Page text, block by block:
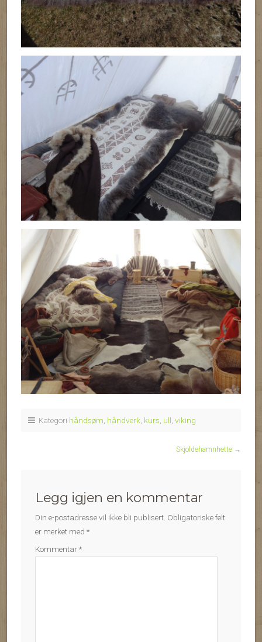
Kategori håndsøm, håndverk, kurs, ull, viking
Skjoldehamnhette →
Legg igjen en kommentar
Din e-postadresse vil ikke bli publisert. Obligatoriske felt
er merket med *
Kommentar*